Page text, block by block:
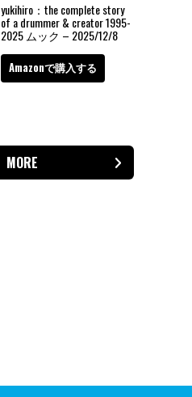
yukihiro：the complete story
of a drummer & creator 1995-
2025 ムック – 2025/12/8
Amazonで購入する
MORE